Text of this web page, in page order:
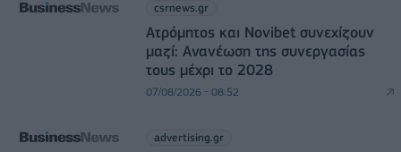
csrnews.gr
Ατρόμητος και Novibet συνεχίζουν
μαζί: Ανανέωση της συνεργασίας
τους μέχρι το 2028
07/08/2026 - 08:52
advertising.gr